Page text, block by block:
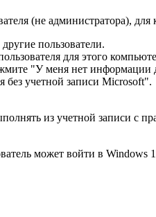
(не администратора),
пользователи.
для этого
"У меня нет информации
учетной записи Microsoft".
из учетной записи с
может войти в